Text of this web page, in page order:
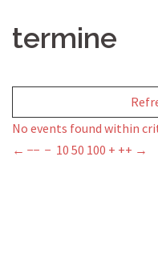
termine
No events found within
← −− − 10 50 100 + ++ →